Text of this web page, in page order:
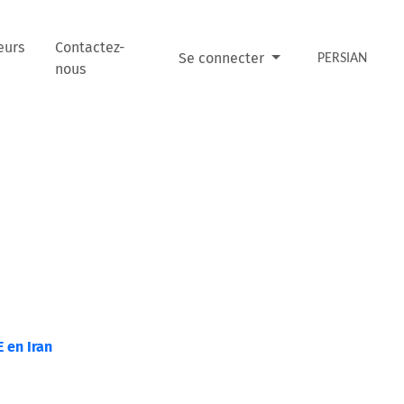
Contactez-
nous
Se connecter PERSIAN
en Iran